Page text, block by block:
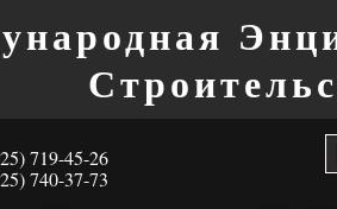
719-45-26
740-37-73